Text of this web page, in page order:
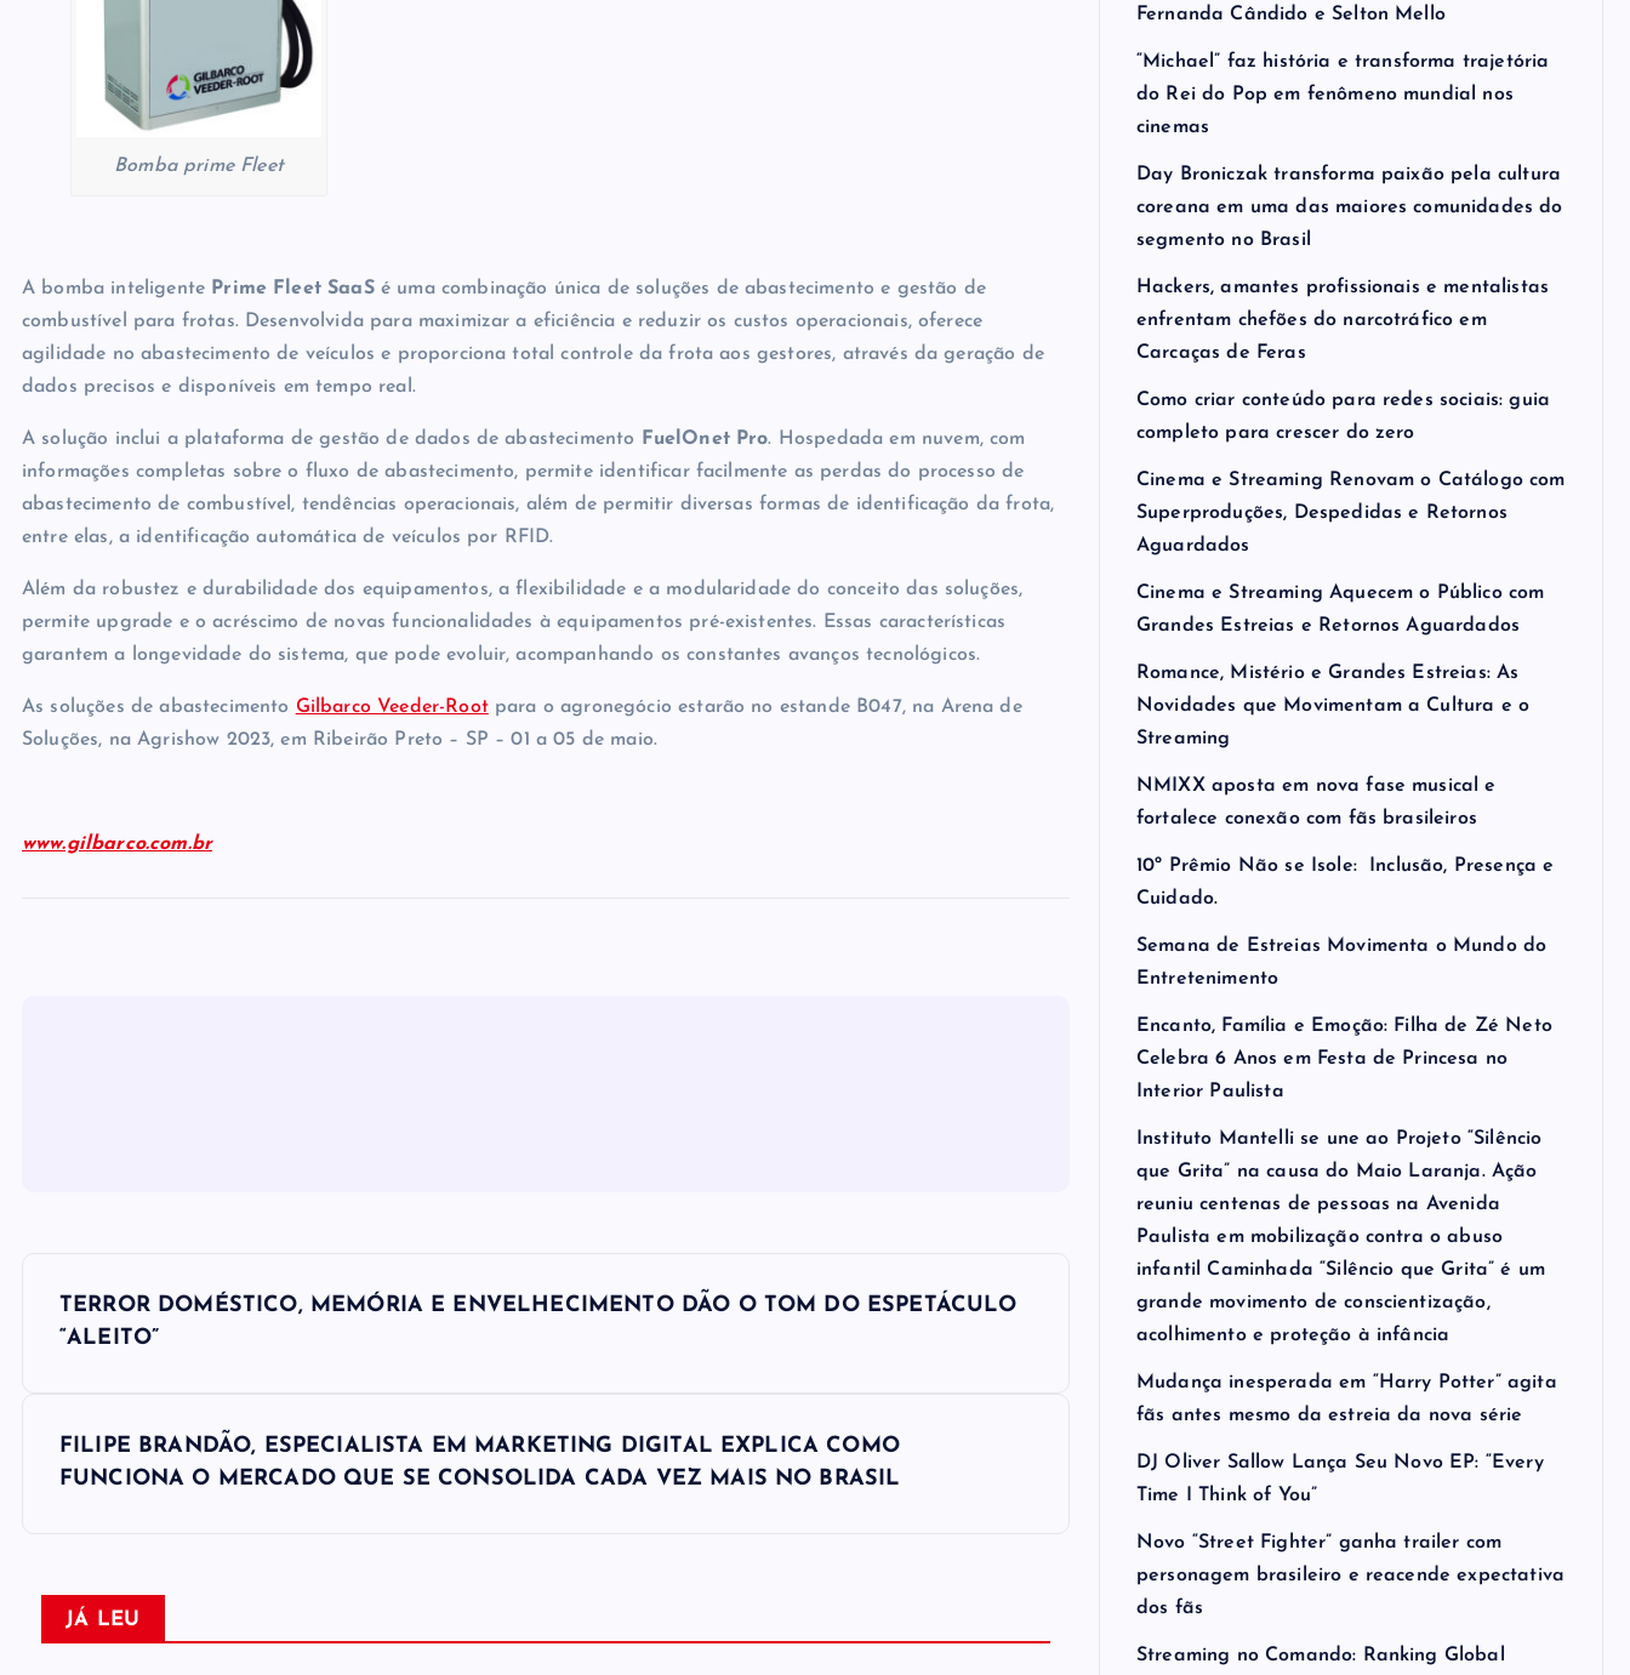
Bomba prime Fleet
A bomba inteligente Prime Fleet SaaSé uma combinação única de soluções de abastecimento e gestão de
combustível para frotas. Desenvolvida para maximizar a eficiência e reduzir os custos operacionais, oferece
agilidade no abastecimento de veículos e proporciona total controle da frota aos gestores, através da geração de
dados precisos e disponíveis em tempo real.
A solução inclui a plataforma de gestão de dados de abastecimento FuelOnet Pro. Hospedada em nuvem, com
informações completas sobre o fluxo de abastecimento, permite identificar facilmente as perdas do processo de
abastecimento de combustível, tendências operacionais, além de permitir diversas formas de identificação da frota,
entre elas, a identificação automática de veículos por RFID.
Além da robustez e durabilidade dos equipamentos, a flexibilidade e a modularidade do conceito das soluções,
permite upgrade e o acréscimo de novas funcionalidades à equipamentos pré-existentes. Essas características
garantem a longevidade do sistema, que pode evoluir, acompanhando os constantes avanços tecnológicos.
As soluções de abastecimento Gilbarco Veeder-Rootpara o agronegócio estarão no estande B047, na Arena de
Soluções, na Agrishow 2023, em Ribeirão Preto – SP – 01 a 05 de maio.
www.gilbarco.com.br
NTERROR DOMÉSTICO, MEMÓRIA E ENVELHECIMENTO DÃO O TOM DO ESPETÁCULO
“ALEITO”
FILIPE BRANDÃO, ESPECIALISTA EM MARKETING DIGITAL EXPLICA COMO
FUNCIONA O MERCADO QUE SE CONSOLIDA CADA VEZ MAIS NO BRASIL
JÁ LEU
Fernanda Cândido e Selton Mello
“Michael” faz história e transforma trajetória
do Rei do Pop em fenômeno mundial nos
cinemas
Day Broniczak transforma paixão pela cultura
coreana em uma das maiores comunidades do
segmento no Brasil
Hackers, amantes profissionais e mentalistas
enfrentam chefões do narcotráfico em
Carcaças de Feras
Como criar conteúdo para redes sociais: guia
completo para crescer do zero
Cinema e Streaming Renovam o Catálogo com
Superproduções, Despedidas e Retornos
Aguardados
Cinema e Streaming Aquecem o Público com
Grandes Estreias e Retornos Aguardados
Romance, Mistério e Grandes Estreias: As
Novidades que Movimentam a Cultura e o
Streaming
NMIXX aposta em nova fase musical e
fortalece conexão com fãs brasileiros
10º Prêmio Não se Isole: Inclusão, Presença e
Cuidado.
Semana de Estreias Movimenta o Mundo do
Entretenimento
Encanto, Família e Emoção: Filha de Zé Neto
Celebra 6 Anos em Festa de Princesa no
Interior Paulista
Instituto Mantelli se une ao Projeto “Silêncio
que Grita” na causa do Maio Laranja. Ação
reuniu centenas de pessoas na Avenida
Paulista em mobilização contra o abuso
infantil Caminhada “Silêncio que Grita” é um
grande movimento de conscientização,
acolhimento e proteção à infância
Mudança inesperada em “Harry Potter” agita
fãs antes mesmo da estreia da nova série
DJ Oliver Sallow Lança Seu Novo EP: “Every
Time I Think of You”
Novo “Street Fighter” ganha trailer com
personagem brasileiro e reacende expectativa
dos fãs
Streaming no Comando: Ranking Global